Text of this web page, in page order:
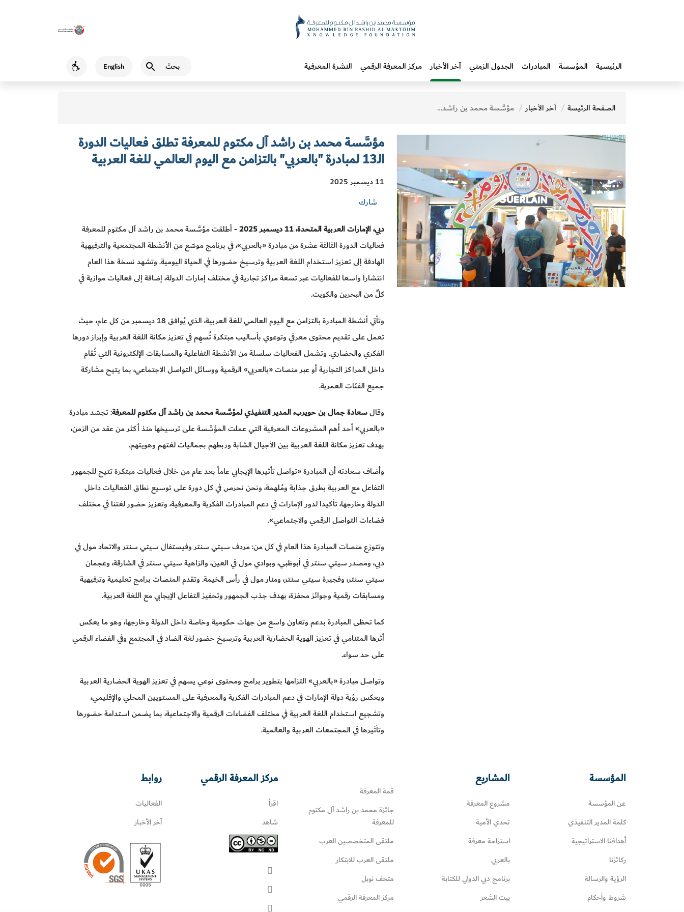
English
Accessibility الرئيسية المؤسسة المبادرات‎ الجدول الزمني آخر الأخبار مركز المعرفة الرقمي النشرة المعرفية
الصفحة الرئيسة آخر الأخبار مؤسَّسة محمد بن راشد آل مكتوم للمعرفة تطلق فعاليات الدورة الـ13 لمبادرة "بالعربي" بالتزامن مع اليوم العالمي للغة العربية
مؤسَّسة محمد بن راشد آل مكتوم للمعرفة تطلق فعاليات الدورة
الـ13 لمبادرة "بالعربي" بالتزامن مع اليوم العالمي للغة العربية
11 ديسمبر 2025
شارك
دبي، الإمارات العربية المتحدة، 11 ديسمبر 2025
- أطلقت مؤسَّسة محمد بن راشد آل مكتوم للمعرفة
فعاليات الدورة الثالثة عشرة من مبادرة «بالعربي»، في برنامج موسّع من الأنشطة المجتمعية والترفيهية
الهادفة إلى تعزيز استخدام اللغة العربية وترسيخ حضورها في الحياة اليومية. وتشهد نسخة هذا العام
انتشاراً واسعاً للفعاليات عبر تسعة مراكز تجارية في مختلف إمارات الدولة، إضافة إلى فعاليات موازية في
كلٍّ من البحرين والكويت.
وتأتي أنشطة المبادرة بالتزامن مع اليوم العالمي للغة العربية، الذي يُوافق 18 ديسمبر من كل عام، حيث
تعمل على تقديم محتوى معرفي وتوعوي بأساليب مبتكرة تُسهِم في تعزيز مكانة اللغة العربية وإبراز دورها
الفكري والحضاري. وتشمل الفعاليات سلسلة من الأنشطة التفاعلية والمسابقات الإلكترونية التي تُقام
داخل المراكز التجارية أو عبر منصات «بالعربي» الرقمية ووسائل التواصل الاجتماعي، بما يتيح مشاركة
جميع الفئات العمرية.
وقالسعادة جمال بن حويرب، المدير التنفيذي لمؤسَّسة محمد بن راشد آل مكتوم للمعرفة: تجسّد مبادرة
«بالعربي» أحد أهم المشروعات المعرفية التي عملت المؤسَّسة على ترسيخها منذ أكثر من عقد من الزمن،
بهدف تعزيز مكانة اللغة العربية بين الأجيال الشابة وربطهم بجماليات لغتهم وهويتهم.
وأضاف سعادته أن المبادرة «تواصل تأثيرها الإيجابي عاماً بعد عام من خلال فعاليات مبتكرة تتيح للجمهور
التفاعل مع العربية بطرق جذابة ومُلهمة، ونحن نحرص في كل دورة على توسيع نطاق الفعاليات داخل
الدولة وخارجها، تأكيداً لدور الإمارات في دعم المبادرات الفكرية والمعرفية، وتعزيز حضور لغتنا في مختلف
فضاءات التواصل الرقمي والاجتماعي».
وتتوزع منصات المبادرة هذا العام في كل من: مردف سيتي سنتر وفيستفال سيتي سنتر والاتحاد مول في
دبي، ومصدر سيتي سنتر في أبوظبي، وبوادي مول في العين، والزاهية سيتي سنتر في الشارقة، وعجمان
سيتي سنتر، وفجيرة سيتي سنتر، ومنار مول في رأس الخيمة. وتقدم المنصات برامج تعليمية وترفيهية
ومسابقات رقمية وجوائز محفزة، بهدف جذب الجمهور وتحفيز التفاعل الإيجابي مع اللغة العربية.
كما تحظى المبادرة بدعم وتعاون واسع من جهات حكومية وخاصة داخل الدولة وخارجها، وهو ما يعكس
أثرها المتنامي في تعزيز الهوية الحضارية العربية وترسيخ حضور لغة الضاد في المجتمع وفي الفضاء الرقمي
على حد سواء.
وتواصل مبادرة «بالعربي» التزامها بتطوير برامج ومحتوى نوعي يسهم في تعزيز الهوية الحضارية العربية
ويعكس رؤية دولة الإمارات في دعم المبادرات الفكرية والمعرفية على المستويين المحلي والإقليمي،
وتشجيع استخدام اللغة العربية في مختلف الفضاءات الرقمية والاجتماعية، بما يضمن استدامة حضورها
وتأثيرها في المجتمعات العربية والعالمية.
المؤسسة
عن المؤسسة
كلمة المدير التنفيذي
أهدافنا الاستراتيجية
ركائزنا
الرؤية والرسالة
شروط وأحكام
المشاريع
مشروع المعرفة
تحدي الأمية
استراحة معرفة
بالعربي
برنامج دبي الدولي للكتابة
بيت الشعر
قمة المعرفة
جائزة محمد بن راشد آل مكتوم
للمعرفة
ملتقى المتخصصين العرب
ملتقى العرب للابتكار
متحف نوبل
مركز المعرفة الرقمي
مركز المعرفة الرقمي
اقرأ
شاهد
روابط
الفعاليات
آخر الأخبار